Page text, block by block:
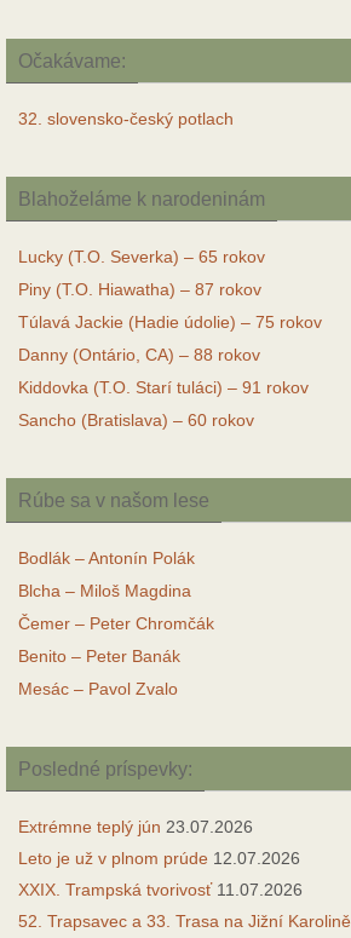
Očakávame:
32. slovensko-český potlach
Blahoželáme k narodeninám
Lucky (T.O. Severka) – 65 rokov
Piny (T.O. Hiawatha) – 87 rokov
Túlavá Jackie (Hadie údolie) – 75 rokov
Danny (Ontário, CA) – 88 rokov
Kiddovka (T.O. Starí tuláci) – 91 rokov
Sancho (Bratislava) – 60 rokov
Rúbe sa v našom lese
Bodlák – Antonín Polák
Blcha – Miloš Magdina
Čemer – Peter Chromčák
Benito – Peter Banák
Mesác – Pavol Zvalo
Posledné príspevky:
Extrémne teplý jún 23.07.2026
Leto je už v plnom prúde 12.07.2026
XXIX. Trampská tvorivosť 11.07.2026
52. Trapsavec a 33. Trasa na Jižní Karolině